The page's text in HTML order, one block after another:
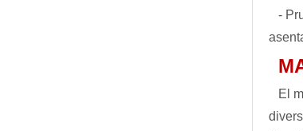
-
El